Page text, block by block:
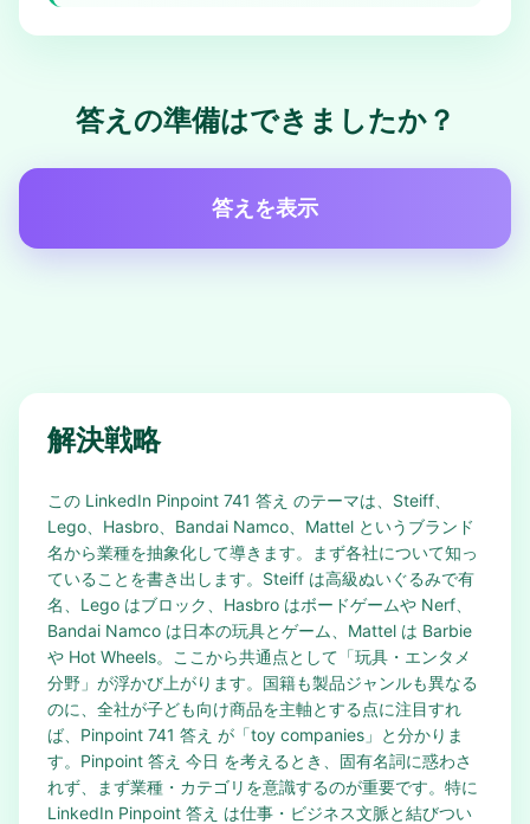
答えの準備はできましたか？
答えを表示
解決戦略
この LinkedIn Pinpoint 741 答え のテーマは、Steiff、
Lego、Hasbro、Bandai Namco、Mattel というブランド
名から業種を抽象化して導きます。まず各社について知っ
ていることを書き出します。Steiff は高級ぬいぐるみで有
名、Lego はブロック、Hasbro はボードゲームや Nerf、
Bandai Namco は日本の玩具とゲーム、Mattel は Barbie
や Hot Wheels。ここから共通点として「玩具・エンタメ
分野」が浮かび上がります。国籍も製品ジャンルも異なる
のに、全社が子ども向け商品を主軸とする点に注目すれ
ば、Pinpoint 741 答え が「toy companies」と分かりま
す。Pinpoint 答え 今日 を考えるとき、固有名詞に惑わさ
れず、まず業種・カテゴリを意識するのが重要です。特に
LinkedIn Pinpoint 答え は仕事・ビジネス文脈と結びつい